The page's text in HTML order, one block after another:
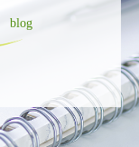
blog